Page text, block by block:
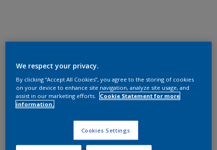
We respect your privacy.
By clicking “Accept All Cookies”, you agree to the storing of cookies
on your device to enhance site navigation, analyze site usage, and
assist in our marketing efforts.
Cookie Statement for more
information.
Cookies Settings